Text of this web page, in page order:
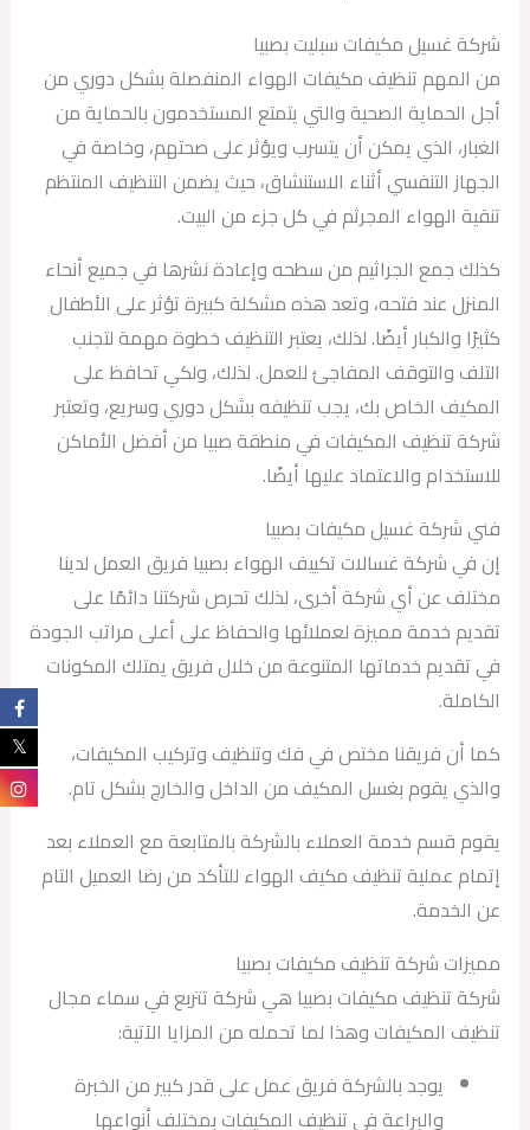
شركة غسيل مكيفات سبليت بصبيا
من المهم تنظيف مكيفات الهواء المنفصلة بشكل دوري من
أجل الحماية الصحية والتي يتمتع المستخدمون بالحماية من
الغبار، الذي يمكن أن يتسرب ويؤثر على صحتهم، وخاصة في
الجهاز التنفسي أثناء الاستنشاق، حيث يضمن التنظيف المنتظم
تنقية الهواء المجرثم في كل جزء من البيت.
كذلك جمع الجراثيم من سطحه وإعادة نشرها في جميع أنحاء
المنزل عند فتحه، وتعد هذه مشكلة كبيرة تؤثر على الأطفال
كثيرًا والكبار أيضًا. لذلك، يعتبر التنظيف خطوة مهمة لتجنب
التلف والتوقف المفاجئ للعمل. لذلك، ولكي تحافظ على
المكيف الخاص بك، يجب تنظيفه بشكل دوري وسريع، وتعتبر
شركة تنظيف المكيفات في منطقة صبيا من أفضل الأماكن
للاستخدام والاعتماد عليها أيضًا.
فني شركة غسيل مكيفات بصبيا
إن في شركة غسالات تكييف الهواء بصبيا فريق العمل لدينا
مختلف عن أي شركة أخرى، لذلك تحرص شركتنا دائمًا على
تقديم خدمة مميزة لعملائها والحفاظ على أعلى مراتب الجودة
في تقديم خدماتها المتنوعة من خلال فريق يمتلك المكونات
الكاملة.
كما أن فريقنا مختص في فك وتنظيف وتركيب المكيفات،
والذي يقوم بغسل المكيف من الداخل والخارج بشكل تام.
يقوم قسم خدمة العملاء بالشركة بالمتابعة مع العملاء بعد
إتمام عملية تنظيف مكيف الهواء للتأكد من رضا العميل التام
عن الخدمة.
مميزات شركة تنظيف مكيفات بصبيا
شركة تنظيف مكيفات بصبيا هي شركة تتربع في سماء مجال
تنظيف المكيفات وهذا لما تحمله من المزايا الآتية:
يوجد بالشركة فريق عمل على قدر كبير من الخبرة
والبراعة في تنظيف المكيفات بمختلف أنواعها